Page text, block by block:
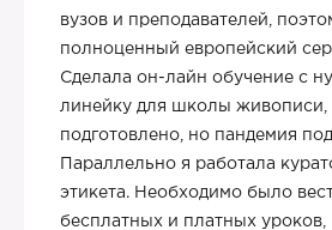
вузов и преподавателей,
полноценный европейский
Сделала он-лайн обучение с
линейку для школы живописи,
подготовлено, но пандемия
Параллельно я работала
этикета. Необходимо было
бесплатных и платных уроков,